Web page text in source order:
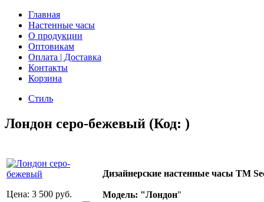
Главная
Настенные часы
О продукции
Оптовикам
Оплата | Доставка
Контакты
Корзина
Стиль
Лондон серо-бежевый (Код: )
Цена: 3 500 руб.
Дизайнерские настенные часы ТМ
Модель: "Лондон"